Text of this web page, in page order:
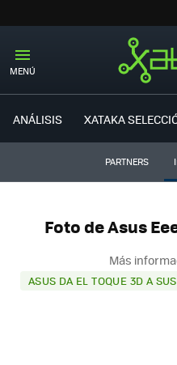
MENÚ
ANÁLISIS XATAKA
PARTNERS
Foto de Asus
Más
ASUS DA EL TOQUE 3D A